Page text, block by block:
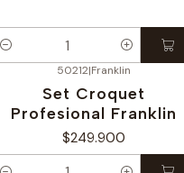
Cantidad
50212|Franklin
Set Croquet
Profesional Franklin
$249.900